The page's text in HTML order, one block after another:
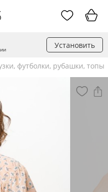
Установить
футболки, рубашки, топы